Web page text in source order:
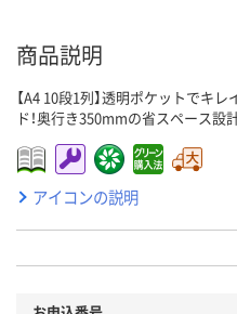
商品説明
【A4 10段1列】透明ポケットでキ
ド！奥行き350mmの省スペース設
アイコンの説明